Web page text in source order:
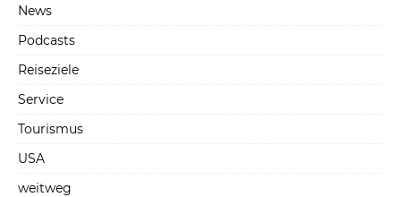
News
Podcasts
Reiseziele
Service
Tourismus
USA
weitweg